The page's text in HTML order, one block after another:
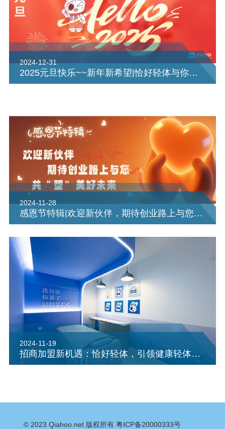
2024-12-31
2025元旦快乐~~新年新希望|恰好轻体与你共塑美好
2024-11-28
感恩节特辑|欢迎新伙伴，期待创业路上与您共“塑”美好未来
2024-11-19
招商加盟新机遇：恰好轻体，引领健康轻体新风尚
© 2023 Qiahoo.net版权所有 粤ICP备20000333号